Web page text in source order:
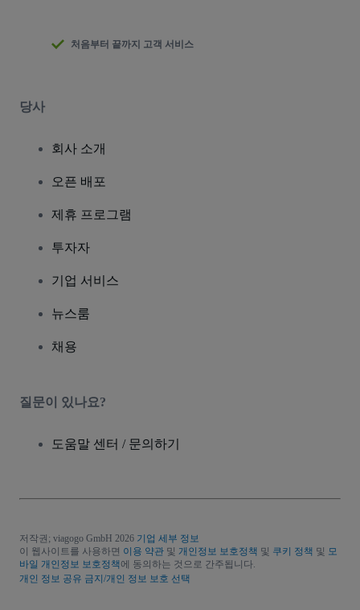
처음부터 끝까지 고객 서비스
당사
회사 소개
오픈 배포
제휴 프로그램
투자자
기업 서비스
뉴스룸
채용
질문이 있나요?
도움말 센터 / 문의하기
저작권; viagogo GmbH 2026 기업 세부 정보
이 웹사이트를 사용하면 이용 약관 및 개인정보 보호정책 및 쿠키 정책 및 모
바일 개인정보 보호정책 에 동의하는 것으로 간주됩니다.
개인 정보 공유 금지/개인 정보 보호 선택